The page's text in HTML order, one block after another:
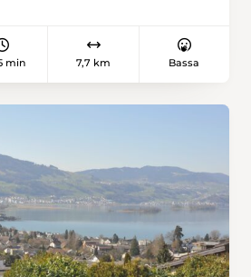
mit eindrucksvollen
verschiedenen Epochen
– von dort bringt uns der
Basel.
min 7,7 km Bassa